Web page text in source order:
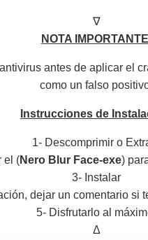
∇
NOTA
antes de aplicar el
como un falso
Instrucciones de
1- Descomprimir o
el (Nero Blur Face-exe)
3- Instalar
dejar un comentario si
5- Disfrutarlo al
Δ